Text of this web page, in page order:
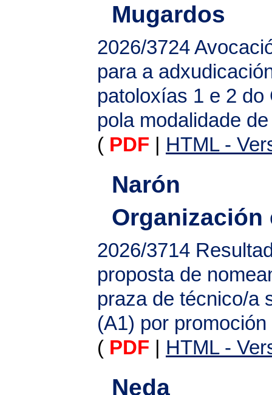
Mugardos
2026/3724
para a
patoloxías 1 e 2
pola modalidade
( PDF HTML -
Narón
Organización
2026/3714
proposta de
praza de técnico/a
(A1) por
( PDF HTML -
Neda